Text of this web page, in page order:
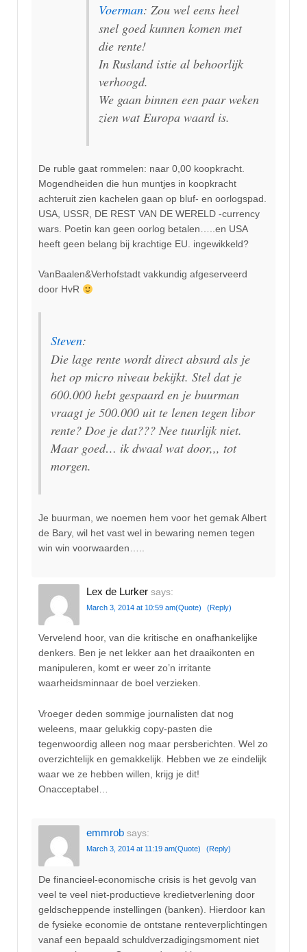
Voerman: Zou wel eens heel
snel goed kunnen komen met
die rente!
In Rusland istie al behoorlijk
verhoogd.
We gaan binnen een paar weken
zien wat Europa waard is.
De ruble gaat rommelen: naar 0,00 koopkracht.
Mogendheiden die hun muntjes in koopkracht
achteruit zien kachelen gaan op bluf- en oorlogspad.
USA, USSR, DE REST VAN DE WERELD -currency
wars. Poetin kan geen oorlog betalen…..en USA
heeft geen belang bij krachtige EU. ingewikkeld?
VanBaalen&Verhofstadt vakkundig afgeserveerd
door HvR
Steven:
Die lage rente wordt direct absurd als je
het op micro niveau bekijkt. Stel dat je
600.000 hebt gespaard en je buurman
vraagt je 500.000 uit te lenen tegen libor
rente? Doe je dat??? Nee tuurlijk niet.
Maar goed… ik dwaal wat door,,, tot
morgen.
Je buurman, we noemen hem voor het gemak Albert
de Bary, wil het vast wel in bewaring nemen tegen
win win voorwaarden…..
Lex de Lurker says:
March 3, 2014 at 10:59 am(Quote) (Reply)
Vervelend hoor, van die kritische en onafhankelijke
denkers. Ben je net lekker aan het draaikonten en
manipuleren, komt er weer zo’n irritante
waarheidsminnaar de boel verzieken.
Vroeger deden sommige journalisten dat nog
weleens, maar gelukkig copy-pasten die
tegenwoordig alleen nog maar persberichten. Wel zo
overzichtelijk en gemakkelijk. Hebben we ze eindelijk
waar we ze hebben willen, krijg je dit!
Onacceptabel…
emmrob says:
March 3, 2014 at 11:19 am(Quote) (Reply)
De financieel-economische crisis is het gevolg van
veel te veel niet-productieve kredietverlening door
geldscheppende instellingen (banken). Hierdoor kan
de fysieke economie de ontstane renteverplichtingen
vanaf een bepaald schuldverzadigingsmoment niet